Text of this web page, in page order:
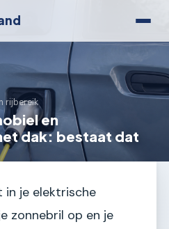
rijbereik
en
dak: bestaat dat
in je elektrische
zonnebril op en je